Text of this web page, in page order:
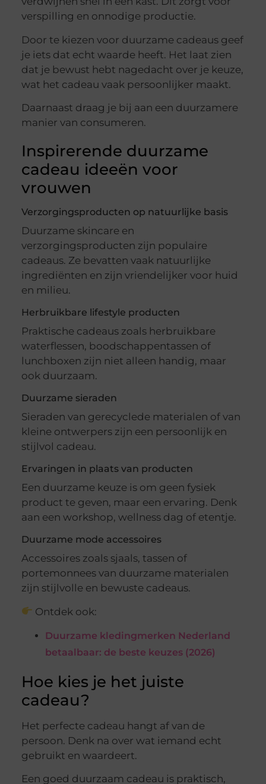
verspilling en onnodige productie.
Door te kiezen voor duurzame cadeaus geef
je iets dat echt waarde heeft. Het laat zien
dat je bewust hebt nagedacht over je keuze,
wat het cadeau vaak persoonlijker maakt.
Daarnaast draag je bij aan een duurzamere
manier van consumeren.
Inspirerende duurzame
cadeau ideeën voor
vrouwen
Verzorgingsproducten op natuurlijke basis
Duurzame skincare en
verzorgingsproducten zijn populaire
cadeaus. Ze bevatten vaak natuurlijke
ingrediënten en zijn vriendelijker voor huid
en milieu.
Herbruikbare lifestyle producten
Praktische cadeaus zoals herbruikbare
waterflessen, boodschappentassen of
lunchboxen zijn niet alleen handig, maar
ook duurzaam.
Duurzame sieraden
Sieraden van gerecyclede materialen of van
kleine ontwerpers zijn een persoonlijk en
stijlvol cadeau.
Ervaringen in plaats van producten
Een duurzame keuze is om geen fysiek
product te geven, maar een ervaring. Denk
aan een workshop, wellness dag of etentje.
Duurzame mode accessoires
Accessoires zoals sjaals, tassen of
portemonnees van duurzame materialen
zijn stijlvolle en bewuste cadeaus.
Ontdek ook:
Duurzame kledingmerken Nederland
betaalbaar: de beste keuzes (2026)
Hoe kies je het juiste
cadeau?
Het perfecte cadeau hangt af van de
persoon. Denk na over wat iemand echt
gebruikt en waardeert.
Een goed duurzaam cadeau is praktisch,